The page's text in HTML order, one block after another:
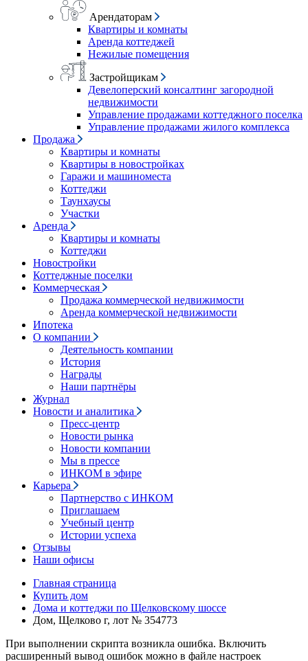
Арендаторам
Квартиры и комнаты
Аренда коттеджей
Нежилые помещения
Застройщикам
Девелоперский консалтинг загородной
недвижимости
Управление продажами коттеджного поселка
Управление продажами жилого комплекса
Продажа
Квартиры и комнаты
Квартиры в новостройках
Гаражи и машиноместа
Коттеджи
Таунхаусы
Участки
Аренда
Квартиры и комнаты
Коттеджи
Новостройки
Коттеджные поселки
Коммерческая
Продажа коммерческой недвижимости
Аренда коммерческой недвижимости
Ипотека
О компании
Деятельность компании
История
Награды
Наши партнёры
Журнал
Новости и аналитика
Пресс-центр
Новости рынка
Новости компании
Мы в прессе
ИНКОМ в эфире
Карьера
Партнерство с ИНКОМ
Приглашаем
Учебный центр
Истории успеха
Отзывы
Наши офисы
Главная страница
Купить дом
Дома и коттеджи по Щелковскому шоссе
Дом, Щелково г, лот № 354773
При выполнении скрипта возникла ошибка. Включить
расширенный вывод ошибок можно в файле настроек